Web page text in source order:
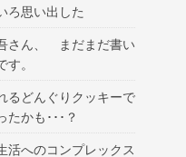
ろ思い出した
さん、 まだまだ書い
。
るどんぐりクッキーで
たかも･･･？
活へのコンプレックス